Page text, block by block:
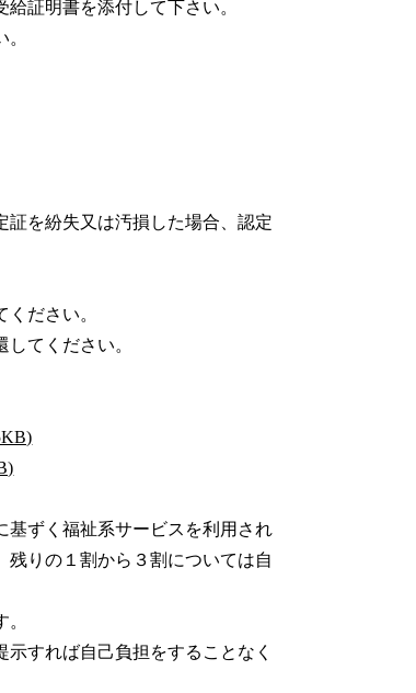
証明書を添付して下さい。
を紛失又は汚損した場合、認定
ださい。
てください。
ずく福祉系サービスを利用され
りの１割から３割については自
すれば自己負担をすることなく